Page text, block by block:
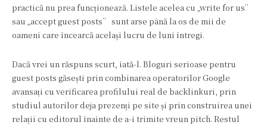
practică nu prea funcționează. Listele acelea cu „write for us”
sau „accept guest posts” sunt arse până la os de mii de
oameni care încearcă același lucru de luni întregi.
Dacă vrei un răspuns scurt, iată-l. Bloguri serioase pentru
guest posts găsești prin combinarea operatorilor Google
avansați cu verificarea profilului real de backlinkuri, prin
studiul autorilor deja prezenți pe site și prin construirea unei
relații cu editorul înainte de a-i trimite vreun pitch. Restul